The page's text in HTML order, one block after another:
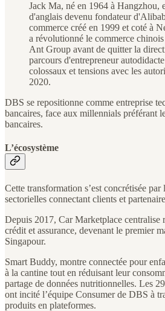
Jack Ma, né en 1964 à Hangzhou,
d'anglais devenu fondateur
commerce créé en 1999 et coté à
a révolutionné le commerce
Ant Group avant de quitter la
parcours d'entrepreneur
colossaux et tensions avec les
2020.
DBS se repositionne comme entreprise
bancaires, face aux millennials préférant
bancaires.
L’écosystème
Cette transformation s’est concrétisée
sectorielles connectant clients et
Depuis 2017, Car Marketplace centralise
crédit et assurance, devenant le premier
Singapour.
Smart Buddy, montre connectée pour
à la cantine tout en réduisant leur
partage de données nutritionnelles. Les
ont incité l’équipe Consumer de DBS à
produits en plateformes.